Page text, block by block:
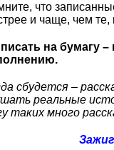
что
и чаще, чем те,
на бумагу –
сбудется –
реальные
таких много